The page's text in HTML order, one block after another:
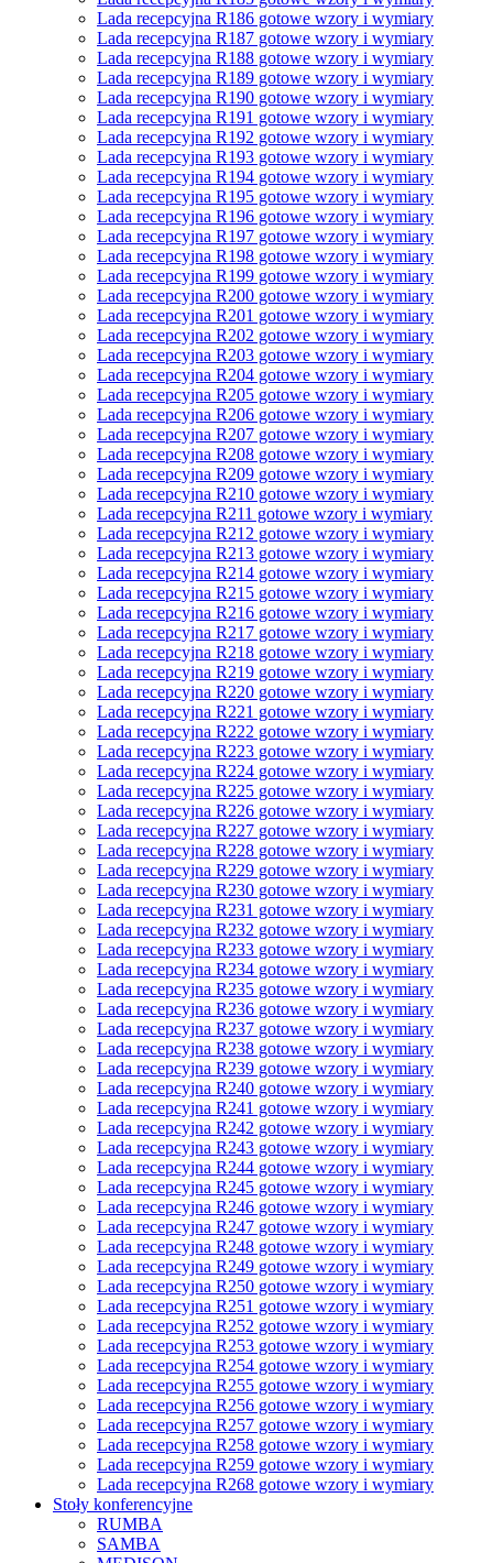
Lada recepcyjna R186 gotowe wzory i wymiary
Lada recepcyjna R187 gotowe wzory i wymiary
Lada recepcyjna R188 gotowe wzory i wymiary
Lada recepcyjna R189 gotowe wzory i wymiary
Lada recepcyjna R190 gotowe wzory i wymiary
Lada recepcyjna R191 gotowe wzory i wymiary
Lada recepcyjna R192 gotowe wzory i wymiary
Lada recepcyjna R193 gotowe wzory i wymiary
Lada recepcyjna R194 gotowe wzory i wymiary
Lada recepcyjna R195 gotowe wzory i wymiary
Lada recepcyjna R196 gotowe wzory i wymiary
Lada recepcyjna R197 gotowe wzory i wymiary
Lada recepcyjna R198 gotowe wzory i wymiary
Lada recepcyjna R199 gotowe wzory i wymiary
Lada recepcyjna R200 gotowe wzory i wymiary
Lada recepcyjna R201 gotowe wzory i wymiary
Lada recepcyjna R202 gotowe wzory i wymiary
Lada recepcyjna R203 gotowe wzory i wymiary
Lada recepcyjna R204 gotowe wzory i wymiary
Lada recepcyjna R205 gotowe wzory i wymiary
Lada recepcyjna R206 gotowe wzory i wymiary
Lada recepcyjna R207 gotowe wzory i wymiary
Lada recepcyjna R208 gotowe wzory i wymiary
Lada recepcyjna R209 gotowe wzory i wymiary
Lada recepcyjna R210 gotowe wzory i wymiary
Lada recepcyjna R211 gotowe wzory i wymiary
Lada recepcyjna R212 gotowe wzory i wymiary
Lada recepcyjna R213 gotowe wzory i wymiary
Lada recepcyjna R214 gotowe wzory i wymiary
Lada recepcyjna R215 gotowe wzory i wymiary
Lada recepcyjna R216 gotowe wzory i wymiary
Lada recepcyjna R217 gotowe wzory i wymiary
Lada recepcyjna R218 gotowe wzory i wymiary
Lada recepcyjna R219 gotowe wzory i wymiary
Lada recepcyjna R220 gotowe wzory i wymiary
Lada recepcyjna R221 gotowe wzory i wymiary
Lada recepcyjna R222 gotowe wzory i wymiary
Lada recepcyjna R223 gotowe wzory i wymiary
Lada recepcyjna R224 gotowe wzory i wymiary
Lada recepcyjna R225 gotowe wzory i wymiary
Lada recepcyjna R226 gotowe wzory i wymiary
Lada recepcyjna R227 gotowe wzory i wymiary
Lada recepcyjna R228 gotowe wzory i wymiary
Lada recepcyjna R229 gotowe wzory i wymiary
Lada recepcyjna R230 gotowe wzory i wymiary
Lada recepcyjna R231 gotowe wzory i wymiary
Lada recepcyjna R232 gotowe wzory i wymiary
Lada recepcyjna R233 gotowe wzory i wymiary
Lada recepcyjna R234 gotowe wzory i wymiary
Lada recepcyjna R235 gotowe wzory i wymiary
Lada recepcyjna R236 gotowe wzory i wymiary
Lada recepcyjna R237 gotowe wzory i wymiary
Lada recepcyjna R238 gotowe wzory i wymiary
Lada recepcyjna R239 gotowe wzory i wymiary
Lada recepcyjna R240 gotowe wzory i wymiary
Lada recepcyjna R241 gotowe wzory i wymiary
Lada recepcyjna R242 gotowe wzory i wymiary
Lada recepcyjna R243 gotowe wzory i wymiary
Lada recepcyjna R244 gotowe wzory i wymiary
Lada recepcyjna R245 gotowe wzory i wymiary
Lada recepcyjna R246 gotowe wzory i wymiary
Lada recepcyjna R247 gotowe wzory i wymiary
Lada recepcyjna R248 gotowe wzory i wymiary
Lada recepcyjna R249 gotowe wzory i wymiary
Lada recepcyjna R250 gotowe wzory i wymiary
Lada recepcyjna R251 gotowe wzory i wymiary
Lada recepcyjna R252 gotowe wzory i wymiary
Lada recepcyjna R253 gotowe wzory i wymiary
Lada recepcyjna R254 gotowe wzory i wymiary
Lada recepcyjna R255 gotowe wzory i wymiary
Lada recepcyjna R256 gotowe wzory i wymiary
Lada recepcyjna R257 gotowe wzory i wymiary
Lada recepcyjna R258 gotowe wzory i wymiary
Lada recepcyjna R259 gotowe wzory i wymiary
Lada recepcyjna R268 gotowe wzory i wymiary
Stoły konferencyjne
RUMBA
SAMBA